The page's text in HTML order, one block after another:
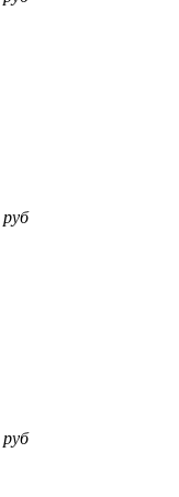
руб
руб